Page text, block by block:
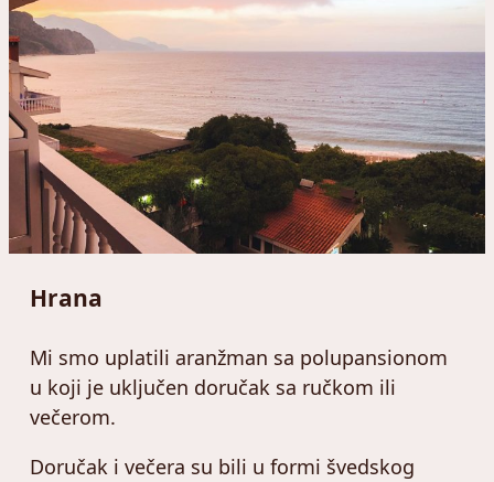
Hrana
Mi smo uplatili aranžman sa polupansionom
u koji je uključen doručak sa ručkom ili
večerom.
Doručak i večera su bili u formi švedskog